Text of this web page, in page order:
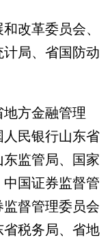
改革委员会、
局、省国防动
方金融管理
人民银行山东省
监管局、国家
国证券监督管
督管理委员会
税务局、省地